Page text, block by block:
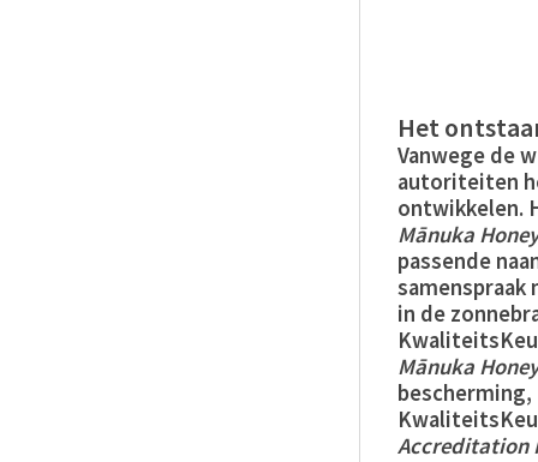
Het
Vanwege de
autoriteiten
ontwikkelen.
Mānuka Honey
passende
in de
Mānuka Honey
Accreditation